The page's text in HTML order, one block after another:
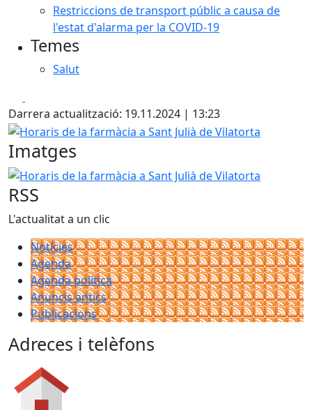
Restriccions de transport públic a causa de
l'estat d'alarma per la COVID-19
Temes
Salut
Darrera actualització: 19.11.2024 | 13:23
Horaris de la farmàcia a Sant Julià de Vilatorta
Imatges
Horaris de la farmàcia a Sant Julià de Vilatorta
RSS
L'actualitat a un clic
Notícies
Agenda
Agenda política
Anuncis antics
Publicacions
Adreces i telèfons